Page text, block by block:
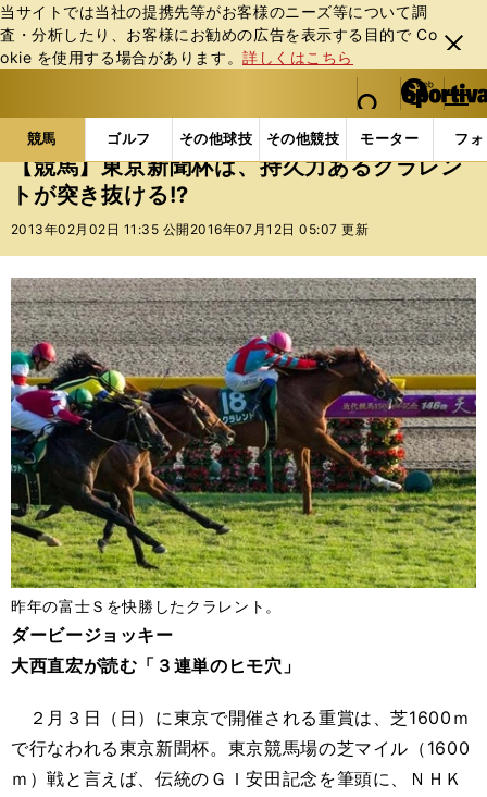
当サイトでは当社の提携先等がお客様のニーズ等について調
査・分析したり、お客様にお勧めの広告を表⽰する⽬的で Co
okie を使⽤する場合があります。詳しくはこちら
閉じ
る
web Sportiva (webスポルティーバ)
検索
マイペ
ー
ジ
メニュ
競馬 ゴルフ その他球技 その他競技 モーター フ
b
ス
ポ
ル
バ
競馬の記事一覧 競馬 【競馬】東京新聞杯は、持久
【競馬】東京新聞杯は、持久力あるクラレン
トが突き抜ける!?
2013年02月02日 11:35 公開 2016年07月12日 05:07 更新
昨年の富士Ｓを快勝したクラレント。
ダービージョッキー
大西直宏が読む「３連単のヒモ穴」
２月３日（日）に東京で開催される重賞は、芝1600ｍ
で行なわれる東京新聞杯。東京競馬場の芝マイル（1600
ｍ）戦と言えば、伝統のＧＩ安田記念を筆頭に、ＮＨＫ